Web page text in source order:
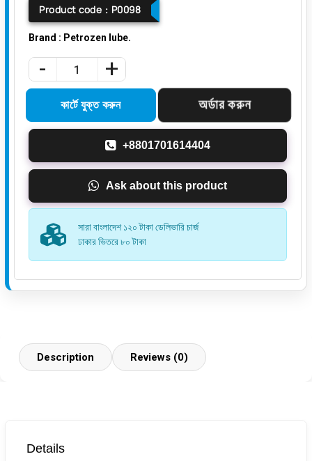
Product code : P0098
Brand : Petrozen lube.
- +
+8801701614404
Ask about this product
সারা বাংলাদেশ ১২০ টাকা ডেলিভারি চার্জ
ঢাকার ভিতরে ৮০ টাকা
Description Reviews (0)
Details